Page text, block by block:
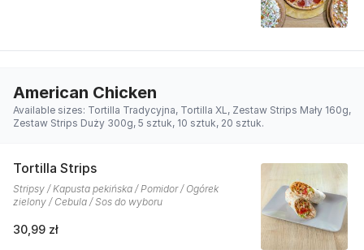
American Chicken
Available sizes: Tortilla Tradycyjna, Tortilla XL, Zestaw Strips Mały 160g,
Zestaw Strips Duży 300g, 5 sztuk, 10 sztuk, 20 sztuk.
Tortilla Strips
Stripsy / Kapusta pekińska / Pomidor / Ogórek
zielony / Cebula / Sos do wyboru
30,99 zł